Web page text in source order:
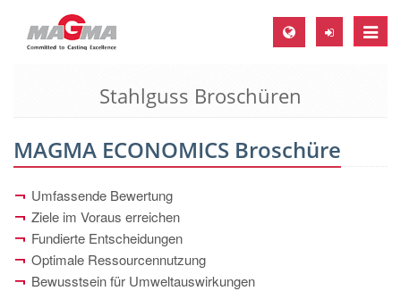
Toggle
MAGMA Europa, Deutschland
EN
MAGMA Nordamerika, USA
EN
ES
Stahlguss Broschüren
MAGMA ECONOMICS Broschüre
Umfassende Bewertung
Ziele im Voraus erreichen
Fundierte Entscheidungen
Optimale Ressourcennutzung
Bewusstsein für Umweltauswirkungen